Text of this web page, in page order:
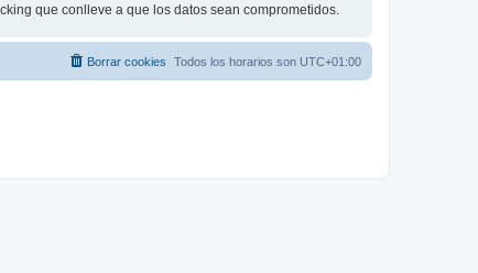
que conlleve a que los datos sean comprometidos.
Todos los horarios son UTC+01:00
Borrar cookies